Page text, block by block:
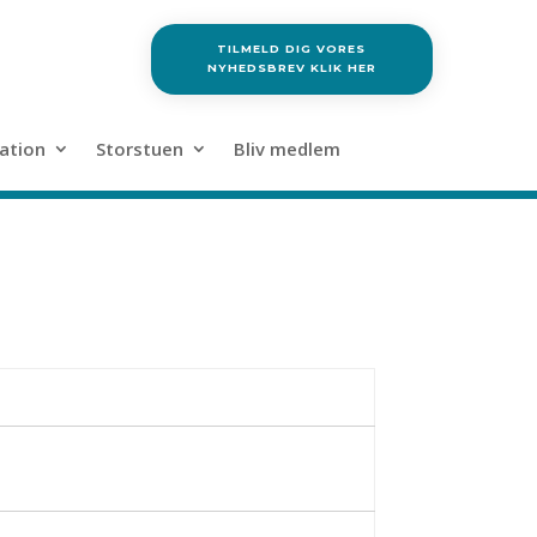
TILMELD DIG VORES
NYHEDSBREV KLIK HER
Storstuen Bliv medlem